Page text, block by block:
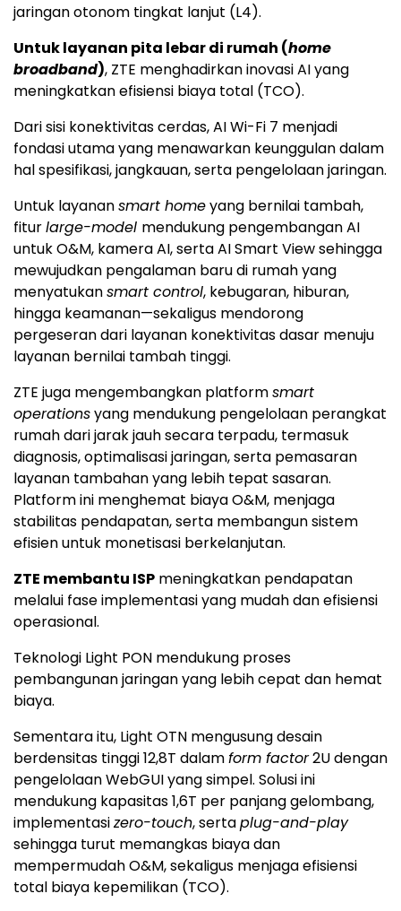
jaringan otonom tingkat lanjut (L4).
Untuk layanan pita lebar di rumah (home
broadband), ZTE menghadirkan inovasi AI yang
meningkatkan efisiensi biaya total (TCO).
Dari sisi konektivitas cerdas, AI Wi-Fi 7 menjadi
fondasi utama yang menawarkan keunggulan dalam
hal spesifikasi, jangkauan, serta pengelolaan jaringan.
Untuk layanansmart homeyang bernilai tambah,
fiturlarge-model mendukung pengembangan AI
untuk O&M, kamera AI, serta AI Smart View sehingga
mewujudkan pengalaman baru di rumah yang
menyatukansmart control, kebugaran, hiburan,
hingga keamanan—sekaligus mendorong
pergeseran dari layanan konektivitas dasar menuju
layanan bernilai tambah tinggi.
ZTE juga mengembangkan platformsmart
operationsyang mendukung pengelolaan perangkat
rumah dari jarak jauh secara terpadu, termasuk
diagnosis, optimalisasi jaringan, serta pemasaran
layanan tambahan yang lebih tepat sasaran.
Platform ini menghemat biaya O&M, menjaga
stabilitas pendapatan, serta membangun sistem
efisien untuk monetisasi berkelanjutan.
ZTE membantu ISP meningkatkan pendapatan
melalui fase implementasi yang mudah dan efisiensi
operasional.
Teknologi Light PON mendukung proses
pembangunan jaringan yang lebih cepat dan hemat
biaya.
Sementara itu, Light OTN mengusung desain
berdensitas tinggi 12,8T dalamform factor2U dengan
pengelolaan WebGUI yang simpel. Solusi ini
mendukung kapasitas 1,6T per panjang gelombang,
implementasizero-touch, sertaplug-and-play
sehingga turut memangkas biaya dan
mempermudah O&M, sekaligus menjaga efisiensi
total biaya kepemilikan (TCO).